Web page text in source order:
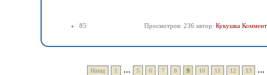
85 Просмотров: 236 автор: Кукушка
Назад 1 ... 5 6 7 8 9 10 11 12 13 ...